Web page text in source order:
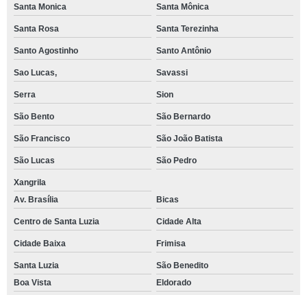
Santa Monica Santa Mônica
Santa Rosa Santa Terezinha
Santo Agostinho Santo Antônio
Sao Lucas, Savassi
Serra Sion
São Bento São Bernardo
São Francisco São João Batista
São Lucas São Pedro
Xangrila
Av. Brasília
Bicas
Centro de Santa Luzia Cidade Alta
Cidade Baixa Frimisa
Santa Luzia
São Benedito
Boa Vista
Eldorado